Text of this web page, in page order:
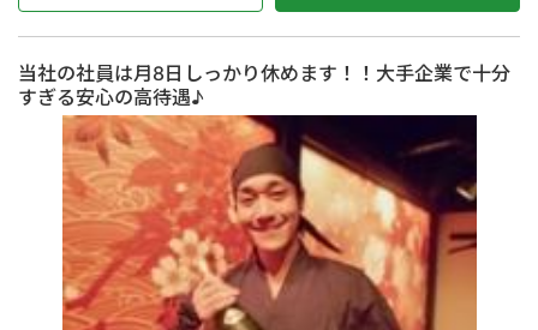
当社の社員は月8日しっかり休めます！！大手企業で十分
すぎる安心の高待遇♪